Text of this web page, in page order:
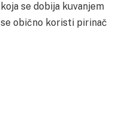
se dobija kuvanjem
obično koristi pirinač